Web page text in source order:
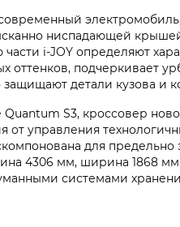
ниспадающей
i‑JOY определяют
оттенков, подчеркивает
детали кузова
S3, кроссовер
от управления
для
4306 мм, ширина 1868
системами